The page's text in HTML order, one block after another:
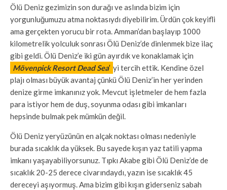
Ölü Deniz gezimizin son durağı ve aslında bizim için
yorgunluğumuzu atma noktasıydı diyebilirim. Ürdün çok keyifli
ama gerçekten yorucu bir rota. Amman’dan başlayıp 1000
kilometrelik yolculuk sonrası Ölü Deniz’de dinlenmek bize ilaç
gibi geldi. Ölü Deniz’e iki gün ayırdık ve konaklamak için
Mövenpick Resort Dead Sea’ yi tercih ettik. Kendine özel
plajı olması büyük avantaj çünkü Ölü Deniz’in her yerinden
denize girme imkanınız yok. Mevcut işletmeler de hem fazla
para istiyor hem de duş, soyunma odası gibi imkanları
hepsinde bulmak pek mümkün değil.
Ölü Deniz yeryüzünün en alçak noktası olması nedeniyle
burada sıcaklık da yüksek. Bu sayede kışın yaz tatili yapma
imkanı yaşayabiliyorsunuz. Tıpkı Akabe gibi Ölü Deniz’de de
sıcaklık 20-25 derece civarındaydı, yazın ise sıcaklık 45
dereceyi aşıyormuş. Ama bizim gibi kışın giderseniz sabah